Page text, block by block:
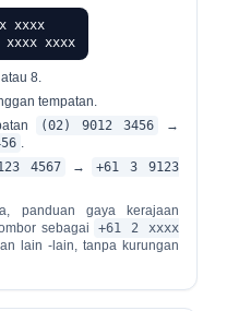
xxxx
xxxx xxxx
8.
tempatan.
(02) 9012 3456
→
.
4567 →
+61 3 9123
panduan gaya kerajaan
sebagai
+61 2 xxxx
lain -lain, tanpa kurungan